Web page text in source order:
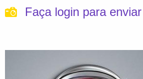
Faça login para